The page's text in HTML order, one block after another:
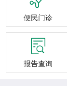
便民门诊

报告查询